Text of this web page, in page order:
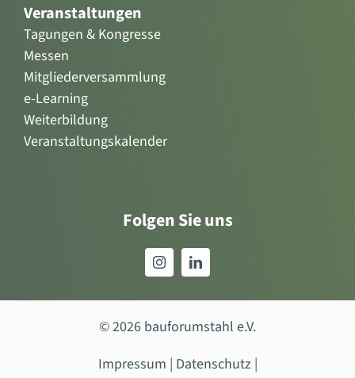
Veranstaltungen
Tagungen & Kongresse
Messen
Mitgliederversammlung
e-Learning
Weiterbildung
Veranstaltungskalender
Folgen Sie uns
© 2026 bauforumstahl e.V.
Impressum | Datenschutz|